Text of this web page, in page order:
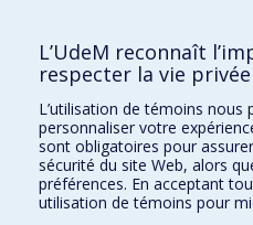
Kinésiologie et des sciences de
Orthophonie et audiologie
Réadaptation
Directions
DPC
CPASS
L’UdeM reconnaît
respecter la vie privée
L’utilisation de témoins nous
personnaliser votre
sont obligatoires pour
sécurité du site Web, alors
préférences. En acceptant
utilisation de témoins pour